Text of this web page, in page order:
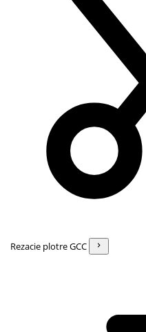
Rezacie plotre GCC